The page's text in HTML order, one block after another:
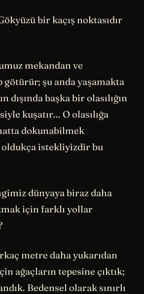
bir kaçış noktasıdır
mekandan ve
götürür; şu anda yaşamakta
dışında başka bir olasılığın
kuşatır… O olasılığa
dokunabilmek
oldukça istekliyizdir bu
dünyaya biraz daha
için farklı yollar
metre daha yukarıdan
ağaçların tepesine çıktık;
Bedensel olarak sınırlı